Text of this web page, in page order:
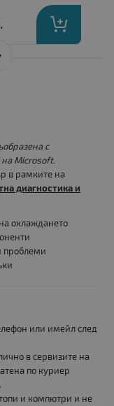
с
на Microsoft.
в рамките на
диагностика и
охлаждането
проблеми
или имейл след
в сервизите на
по куриер
и компютри и не